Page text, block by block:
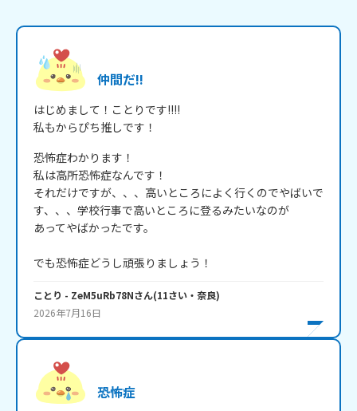
仲間だ!!
はじめまして！ことりです!!!!
私もからぴち推しです！
恐怖症わかります！
私は高所恐怖症なんです！
それだけですが、、、高いところによく行くのでやばいで
す、、、学校行事で高いところに登るみたいなのが
あってやばかったです。
でも恐怖症どうし頑張りましょう！
ことり - ZeM5uRb78Nさん(11さい・ 奈良)
2026年7月16日
恐怖症